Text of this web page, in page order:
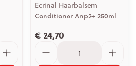
Ecrinal Haarbalsem
Conditioner Anp2+ 250ml
€ 24,70